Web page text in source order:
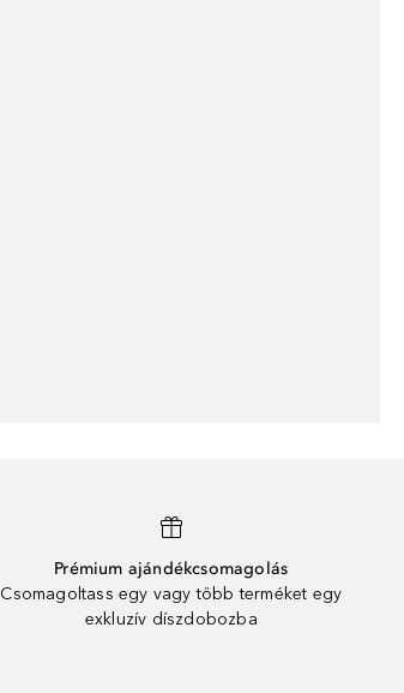
Prémium ajándékcsomagolás
Csomagoltass egy vagy több terméket egy
exkluzív díszdobozba